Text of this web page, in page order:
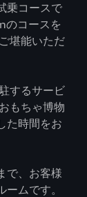
乗コースで
のコースを
堪能いただ
するサービ
もちゃ博物
た時間をお
で、お客様
ムです。